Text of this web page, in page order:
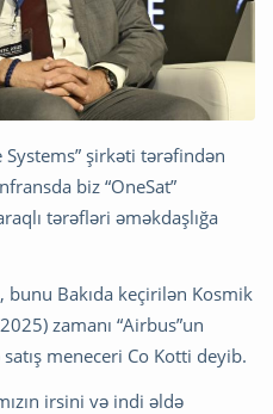
Systems” şirkəti tərəfindən
biz “OneSat”
tərəfləri əməkdaşlığa
Bakıda keçirilən Kosmik
zamanı “Airbus”un
meneceri Co Kotti deyib.
irsini və indi əldə